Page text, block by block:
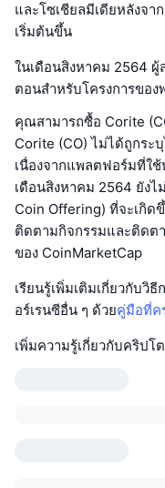
และโซเชียลมีเดียหลังจา
เริ่มต้นขึ้น
ในเดือนสิงหาคม 2564
ตอนสำหรับโครงการของ
คุณสามารถซื้อ Corite
Corite (CO) ไม่ได้ถูกระ
เนื่องจากแพลตฟอร์มที่ใ
เดือนสิงหาคม 2564 ยัง
Coin Offering) ที่จะเกิด
ติดตามกิจกรรมและติดต
ของ CoinMarketCap
เรียนรู้เพิ่มเติมเกี่ยวกับวิ
อร์เรนซีอื่น ๆ ด้วยคู่มือที่ค
เพิ่มความรู้เกี่ยวกับคริปโ